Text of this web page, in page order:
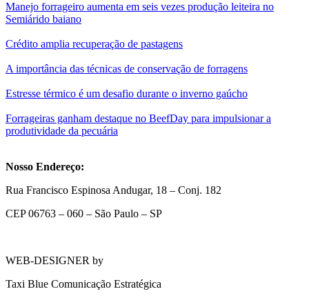
Manejo forrageiro aumenta em seis vezes produção leiteira no
Semiárido baiano
Crédito amplia recuperação de pastagens
A importância das técnicas de conservação de forragens
Estresse térmico é um desafio durante o inverno gaúcho
Forrageiras ganham destaque no BeefDay para impulsionar a
produtividade da pecuária
Nosso Endereço:
Rua Francisco Espinosa Andugar, 18 – Conj. 182
CEP 06763 – 060 – São Paulo – SP
WEB-DESIGNER by
Taxi Blue Comunicação Estratégica